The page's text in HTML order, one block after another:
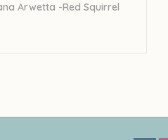
Arwetta -Red Squirrel